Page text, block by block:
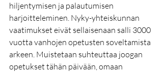
hiljentymisen ja palautumisen
harjoitteleminen. Nyky-yhteiskunnan
vaatimukset eivät sellaisenaan salli 3000
vuotta vanhojen opetusten soveltamista
arkeen. Muistetaan suhteuttaa joogan
opetukset tähän päivään, omaan